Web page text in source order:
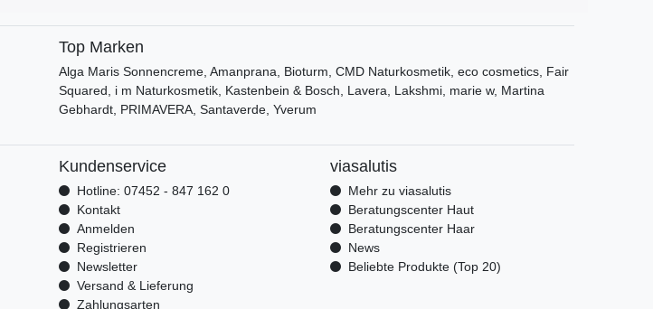
Top Marken
Alga Maris Sonnencreme, Amanprana, Bioturm, CMD Naturkosmetik, eco cosmetics, Fair
Squared, i m Naturkosmetik, Kastenbein & Bosch, Lavera, Lakshmi, marie w, Martina
Gebhardt, PRIMAVERA, Santaverde, Yverum
Kundenservice
Hotline: 07452 - 847 162 0
Kontakt
Anmelden
Registrieren
Newsletter
Versand & Lieferung
Zahlungsarten
viasalutis
Mehr zu viasalutis
Beratungscenter Haut
Beratungscenter Haar
News
Beliebte Produkte (Top 20)